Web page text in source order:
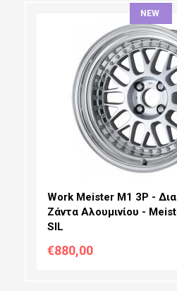
Work Meister M1 3P -
Ζάντα Αλουμινίου -
SIL
€880,00
ΔΙΆΜΕΤΡΟΣ:
ΠΛΆΤΟΣ:
PCD SELECTION:
OFFSET:
NEW